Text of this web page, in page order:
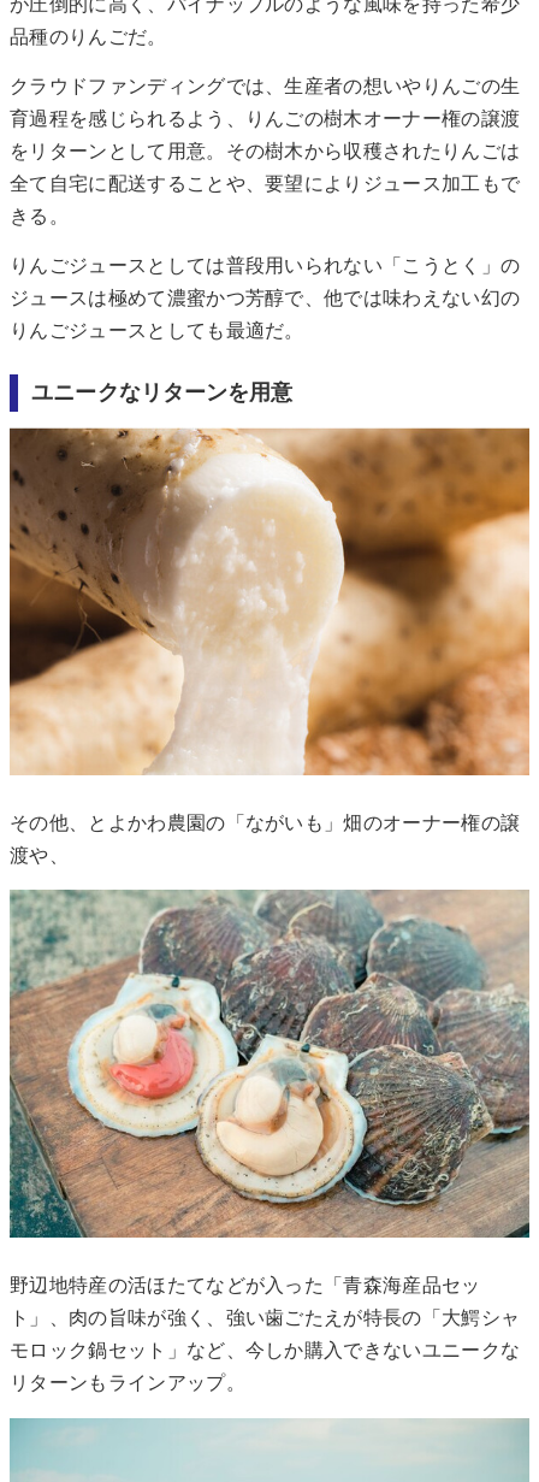
が圧倒的に高く、パイナップルのような風味を持った希少
品種のりんごだ。
クラウドファンディングでは、生産者の想いやりんごの生
育過程を感じられるよう、りんごの樹木オーナー権の譲渡
をリターンとして用意。その樹木から収穫されたりんごは
全て自宅に配送することや、要望によりジュース加工もで
きる。
りんごジュースとしては普段用いられない「こうとく」の
ジュースは極めて濃蜜かつ芳醇で、他では味わえない幻の
りんごジュースとしても最適だ。
ユニークなリターンを用意
その他、とよかわ農園の「ながいも」畑のオーナー権の譲
渡や、
野辺地特産の活ほたてなどが入った「青森海産品セッ
ト」、肉の旨味が強く、強い歯ごたえが特長の「大鰐シャ
モロック鍋セット」など、今しか購入できないユニークな
リターンもラインアップ。